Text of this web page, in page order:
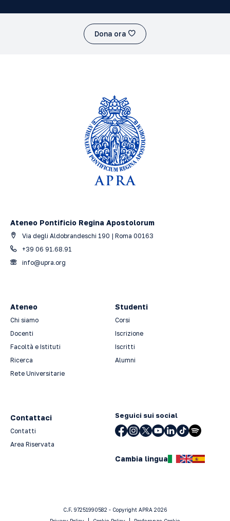
Dona ora
Ateneo Pontificio Regina Apostolorum
Via degli Aldobrandeschi 190 | Roma 00163
+39 06 91.68.91
info@upra.org
Ateneo
Chi siamo
Docenti
Facoltà e Istituti
Ricerca
Rete Universitarie
Studenti
Corsi
Iscrizione
Iscritti
Alumni
Contattaci
Contatti
Area Riservata
Seguici sui social
Cambia lingua
C.F. 97251990582 - Copyright APRA 2026